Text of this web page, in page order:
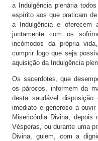
a Indulgência plenária
espírito aos que praticam
a Indulgência e oferecem
juntamente com os
incómodos da própria
cumprir logo que seja
aquisição da Indulgência
Os sacerdotes, que
os párocos, informem da
desta saudável
imediato e generoso a
Misericórdia Divina,
Vésperas, ou durante uma
Divina, guiem, com a